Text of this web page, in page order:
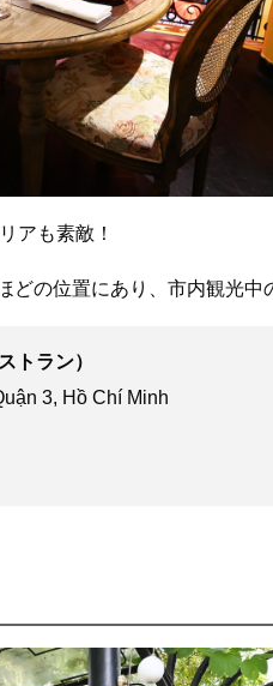
アも素敵！
の位置にあり、市内観光中
トラン）
3, Hồ Chí Minh